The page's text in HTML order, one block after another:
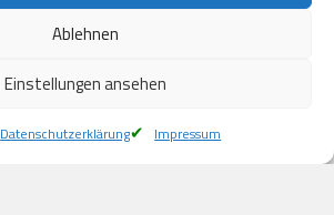
Ablehnen
Einstellungen ansehen
Datenschutzerklärung Impressum